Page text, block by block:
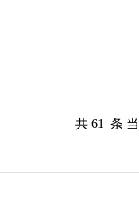
共 61 条